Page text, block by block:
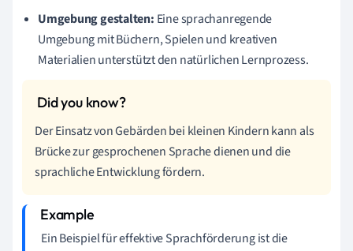
Umgebung gestalten: Eine sprachanregende
Umgebung mit Büchern, Spielen und kreativen
Materialien unterstützt den natürlichen Lernprozess.
Der Einsatz von Gebärden bei kleinen Kindern kann als
Brücke zur gesprochenen Sprache dienen und die
sprachliche Entwicklung fördern.
Ein Beispiel für effektive Sprachförderung ist die